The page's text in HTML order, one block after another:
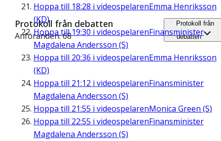
Hoppa till 18:28 i videospelarenEmma Henriksson
(KD)
Hoppa till19:30 i videospelarenFinansminister
Magdalena Andersson (S)
Hoppa till 20:36 i videospelarenEmma Henriksson
(KD)
Hoppa till 21:12 i videospelarenFinansminister
Magdalena Andersson (S)
Hoppa till 21:55 i videospelarenMonica Green (S)
Hoppa till 22:55 i videospelarenFinansminister
Magdalena Andersson (S)
Protokoll från debatten
Anföranden: 68
Protokoll från
debatten